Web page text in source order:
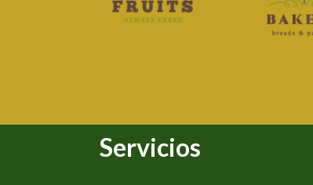
Servicios